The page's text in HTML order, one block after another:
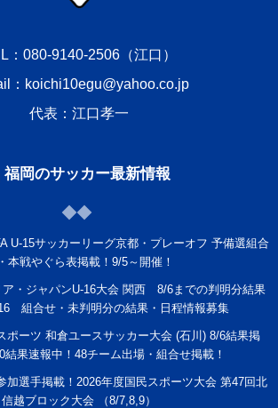
：080-9140-2506（江口）
：koichi10egu@yahoo.co.jp
代表：江口孝一
福岡のサッカー最新情報
U-15サッカーリーグ京都・プレーオフ 予備選組合
本戦やぐら表掲載！9/5～開催！
ア・ジャパンU-16大会 関西 8/6までの判明分結果
組合せ・未判明分の結果・日程情報募集
ポーツ 和倉ユースサッカー大会 (石川) 8/6結果掲
結果速報中！48チーム出場・組合せ掲載！
加選手掲載！2026年度国民スポーツ大会 第47回北
信越ブロック大会 （8/7,8,9）